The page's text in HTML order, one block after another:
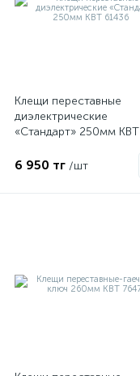
Клещи переставные
диэлектрические
«Стандарт» 250мм КВТ
6 950 тг /шт